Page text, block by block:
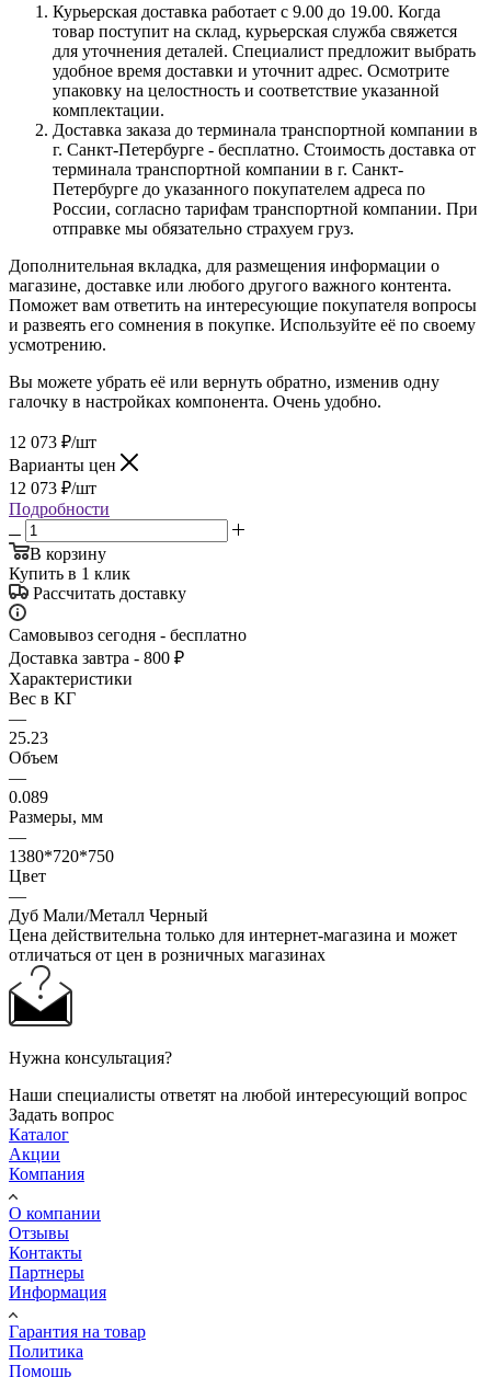
Курьерская доставка работает с 9.00 до 19.00. Когда
товар поступит на склад, курьерская служба свяжется
для уточнения деталей. Специалист предложит выбрать
удобное время доставки и уточнит адрес. Осмотрите
упаковку на целостность и соответствие указанной
комплектации.
Доставка заказа до терминала транспортной компании в
г. Санкт-Петербурге - бесплатно. Стоимость доставка от
терминала транспортной компании в г. Санкт-
Петербурге до указанного покупателем адреса по
России, согласно тарифам транспортной компании. При
отправке мы обязательно страхуем груз.
Дополнительная вкладка, для размещения информации о
магазине, доставке или любого другого важного контента.
Поможет вам ответить на интересующие покупателя вопросы
и развеять его сомнения в покупке. Используйте её по своему
усмотрению.
Вы можете убрать её или вернуть обратно, изменив одну
галочку в настройках компонента. Очень удобно.
12 073 ₽/шт
Варианты цен
12 073 ₽/шт
Подробности
В корзину
Купить в 1 клик
Рассчитать доставку
Самовывоз сегодня - бесплатно
Доставка завтра - 800 ₽
Характеристики
Вес в КГ
—
25.23
Объем
—
0.089
Размеры, мм
—
1380*720*750
Цвет
—
Дуб Мали/Металл Черный
Цена действительна только для интернет-магазина и может
отличаться от цен в розничных магазинах
Нужна консультация?
Наши специалисты ответят на любой интересующий вопрос
Задать вопрос
Каталог
Акции
Компания
О компании
Отзывы
Контакты
Партнеры
Информация
Гарантия на товар
Политика
Помощь